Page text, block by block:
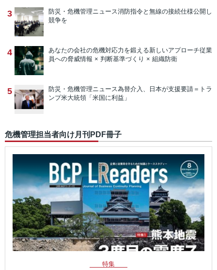
3 防災・危機管理ニュース消防指令と無線の接続仕様公開し
競争を
4 あなたの会社の危機対応力を鍛える新しいアプローチ従業
員への脅威情報 × 判断基準づくり × 組織防衛
5 防災・危機管理ニュース為替介入、日本が支援要請＝トラ
ンプ米大統領「米国に利益」
危機管理担当者向け月刊PDF冊子
特集